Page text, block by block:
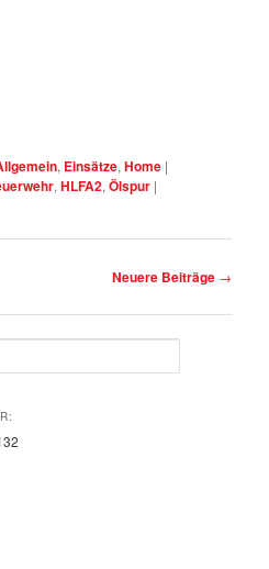
, Einsätze,Home |
,HLFA2,Ölspur |
Neuere Beiträge →